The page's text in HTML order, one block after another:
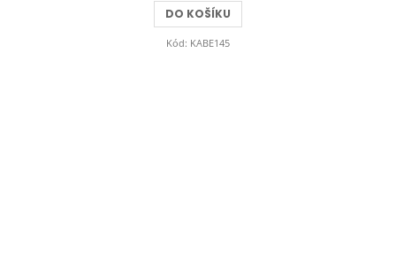
DO KOŠÍKU
Kód: KABE145